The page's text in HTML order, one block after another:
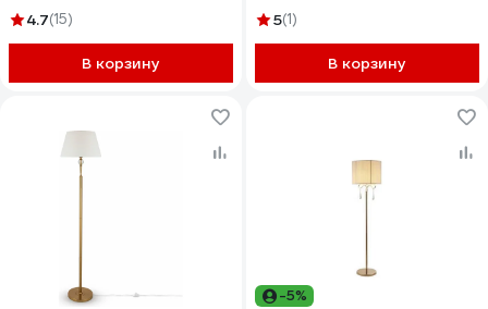
4.7(15)
В корзину
5(1)
В корзину
-5%